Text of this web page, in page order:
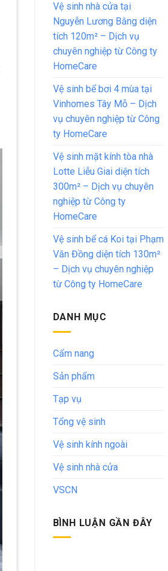
Vệ sinh nhà cửa tại
Nguyễn Lương Bằng diện
tích 120m² – Dịch vụ
chuyên nghiệp từ Công ty
HomeCare
Vệ sinh bể bơi 4 mùa tại
Vinhomes Tây Mỗ – Dịch
vụ chuyên nghiệp từ Công
ty HomeCare
Vệ sinh mặt kính tòa nhà
Lotte Liễu Giai diện tích
300m² – Dịch vụ chuyên
nghiệp từ Công ty
HomeCare
Vệ sinh bể cá Koi tại Phạm
Văn Đồng diện tích 130m²
– Dịch vụ chuyên nghiệp
từ Công ty HomeCare
DANH MỤC
Cẩm nang
Sản phẩm
Tạp vụ
Tổng vệ sinh
Vệ sinh kính ngoài
Vệ sinh nhà cửa
VSCN
BÌNH LUẬN GẦN ĐÂY